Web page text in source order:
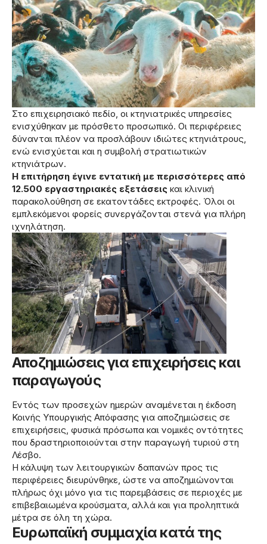
Στο επιχειρησιακό πεδίο, οι κτηνιατρικές υπηρεσίες
ενισχύθηκαν με πρόσθετο προσωπικό. Οι περιφέρειες
δύνανται πλέον να προσλάβουν ιδιώτες κτηνιάτρους,
ενώ ενισχύεται και η συμβολή στρατιωτικών
κτηνιάτρων.
Η επιτήρηση έγινε εντατική με περισσότερες από
12.500 εργαστηριακές εξετάσεις και κλινική
παρακολούθηση σε εκατοντάδες εκτροφές. Όλοι οι
εμπλεκόμενοι φορείς συνεργάζονται στενά για πλήρη
ιχνηλάτηση.
Αποζημιώσεις για επιχειρήσεις και
παραγωγούς
Εντός των προσεχών ημερών αναμένεται η έκδοση
Κοινής Υπουργικής Απόφασης για αποζημιώσεις σε
επιχειρήσεις, φυσικά πρόσωπα και νομικές οντότητες
που δραστηριοποιούνται στην παραγωγή τυριού στη
Λέσβο.
Η κάλυψη των λειτουργικών δαπανών προς τις
περιφέρειες διευρύνθηκε, ώστε να αποζημιώνονται
πλήρως όχι μόνο για τις παρεμβάσεις σε περιοχές με
επιβεβαιωμένα κρούσματα, αλλά και για προληπτικά
μέτρα σε όλη τη χώρα.
Ευρωπαϊκή συμμαχία κατά της